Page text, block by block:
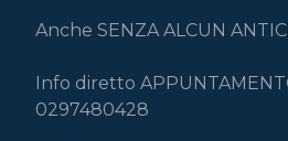
Anche SENZA ALCUN
Info diretto
0297480428